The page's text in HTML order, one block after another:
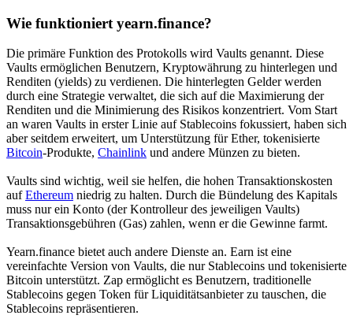
Wie funktioniert yearn.finance?
Die primäre Funktion des Protokolls wird Vaults genannt. Diese
Vaults ermöglichen Benutzern, Kryptowährung zu hinterlegen und
Renditen (yields) zu verdienen. Die hinterlegten Gelder werden
durch eine Strategie verwaltet, die sich auf die Maximierung der
Renditen und die Minimierung des Risikos konzentriert. Vom Start
an waren Vaults in erster Linie auf Stablecoins fokussiert, haben sich
aber seitdem erweitert, um Unterstützung für Ether, tokenisierte
Bitcoin-Produkte, Chainlink und andere Münzen zu bieten.
Vaults sind wichtig, weil sie helfen, die hohen Transaktionskosten
aufEthereum niedrig zu halten. Durch die Bündelung des Kapitals
muss nur ein Konto (der Kontrolleur des jeweiligen Vaults)
Transaktionsgebühren (Gas) zahlen, wenn er die Gewinne farmt.
Yearn.finance bietet auch andere Dienste an. Earn ist eine
vereinfachte Version von Vaults, die nur Stablecoins und tokenisierte
Bitcoin unterstützt. Zap ermöglicht es Benutzern, traditionelle
Stablecoins gegen Token für Liquiditätsanbieter zu tauschen, die
Stablecoins repräsentieren.